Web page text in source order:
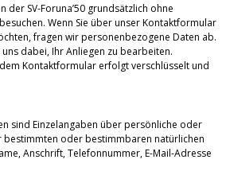
der SV-Foruna’50 grundsätzlich ohne
Wenn Sie über unser Kontaktformular
fragen wir personenbezogene Daten ab.
dabei, Ihr Anliegen zu bearbeiten.
Kontaktformular erfolgt verschlüsselt und
sind Einzelangaben über persönliche oder
bestimmten oder bestimmbaren natürlichen
Anschrift, Telefonnummer, E-Mail-Adresse